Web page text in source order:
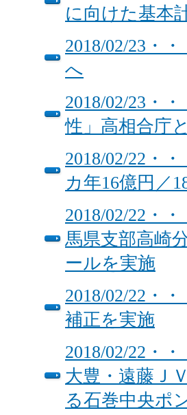
に向けた基本
2018/02/23・
へ
2018/02/23・
性」高相合庁
2018/02/22・
カ年16億円／
2018/02/22・
馬県支部高崎
ールを実施
2018/02/22・
補正を実施
2018/02/22・
大豊・遠藤Ｊ
る石巻中央ポ